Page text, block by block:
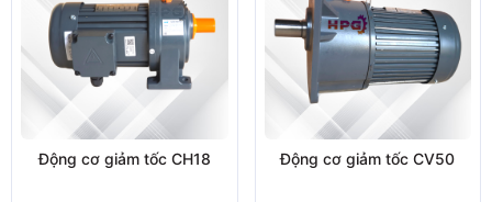
Động cơ giảm tốc CH18 Động cơ giảm tốc CV50